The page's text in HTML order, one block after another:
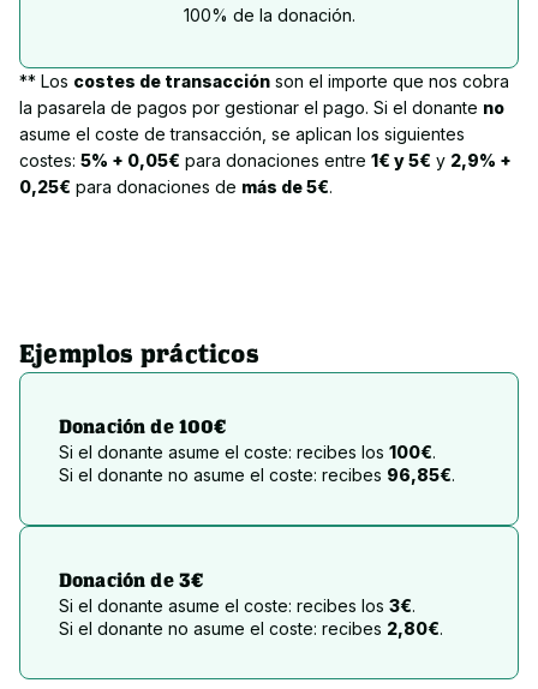
100% de la donación.
** Los costes de transacción son el importe que nos cobra
la pasarela de pagos por gestionar el pago. Si el donante no
asume el coste de transacción, se aplican los siguientes
costes: 5% + 0,05€ para donaciones entre 1€ y 5€ y 2,9% +
0,25€ para donaciones de más de 5€.
Ejemplos prácticos
Donación de 100€
Si el donante asume el coste: recibes los 100€.
Si el donante no asume el coste: recibes 96,85€.
Donación de 3€
Si el donante asume el coste: recibes los 3€.
Si el donante no asume el coste: recibes 2,80€.